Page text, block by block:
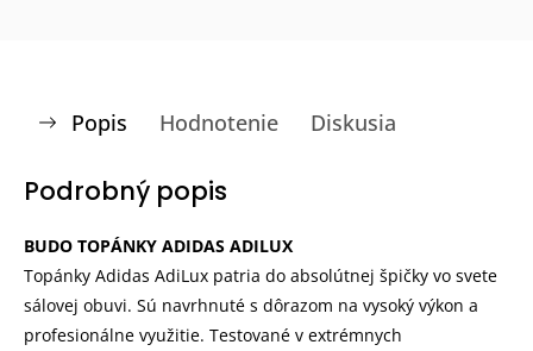
Popis Hodnotenie Diskusia
Podrobný popis
BUDO TOPÁNKY ADIDAS ADILUX
Topánky Adidas AdiLux patria do absolútnej špičky vo svete
sálovej obuvi. Sú navrhnuté s dôrazom na vysoký výkon a
profesionálne využitie. Testované v extrémnych